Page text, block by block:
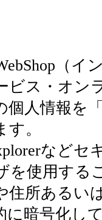
（イ
ビス・オン
個人情報を
。
などセ
を使用する
住所あるい
に暗号化し